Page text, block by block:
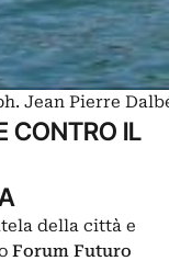
Jean Pierre
CONTRO IL
della città e
Forum Futuro